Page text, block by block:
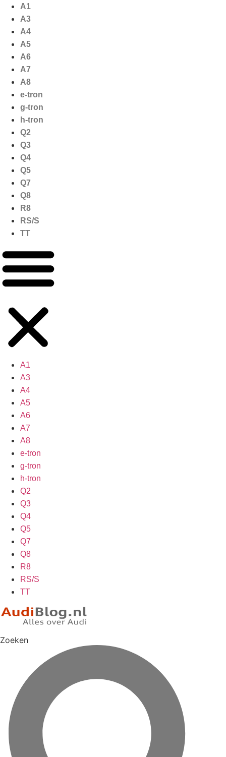
naar
inhoud
A1
A3
A4
A5
A6
A7
A8
e-tron
g-tron
h-tron
Q2
Q3
Q4
Q5
Q7
Q8
R8
RS/S
TT
A1
A3
A4
A5
A6
A7
A8
e-tron
g-tron
h-tron
Q2
Q3
Q4
Q5
Q7
Q8
R8
RS/S
TT
Zoeken